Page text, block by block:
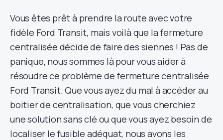
Vous êtes prêt à prendre la route avec votre
fidèle Ford Transit, mais voilà que la fermeture
centralisée décide de faire des siennes ! Pas de
panique, nous sommes là pour vous aider à
résoudre ce problème de fermeture centralisée
Ford Transit. Que vous ayez du mal à accéder au
boitier de centralisation, que vous cherchiez
une solution sans clé ou que vous ayez besoin de
localiser le fusible adéquat, nous avons les